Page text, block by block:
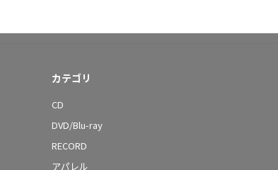
カテゴリ
CD
DVD/Blu-ray
RECORD
アパレル